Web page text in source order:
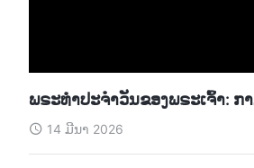
ພຣະທຳປະຈຳວັນຂອງພຣະເຈົ້າ:
14 ມີນາ 2026